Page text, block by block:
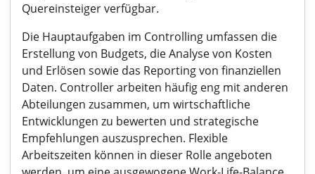
Quereinsteiger verfügbar.
Die Hauptaufgaben im Controlling umfassen die
Erstellung von Budgets, die Analyse von Kosten
und Erlösen sowie das Reporting von finanziellen
Daten. Controller arbeiten häufig eng mit anderen
Abteilungen zusammen, um wirtschaftliche
Entwicklungen zu bewerten und strategische
Empfehlungen auszusprechen. Flexible
Arbeitszeiten können in dieser Rolle angeboten